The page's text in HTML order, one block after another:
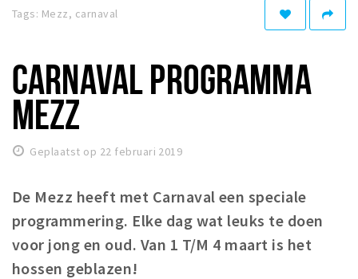
Eten
Drinken
Slapen
Winkelgebieden
Parkeren
Tags: Mezz, carnaval
CARNAVAL PROGRAMMA
MEZZ
Geplaatst op 22 februari 2019
De Mezz heeft met Carnaval een speciale
programmering. Elke dag wat leuks te doen
voor jong en oud. Van 1 T/M 4 maart is het
hossen geblazen!